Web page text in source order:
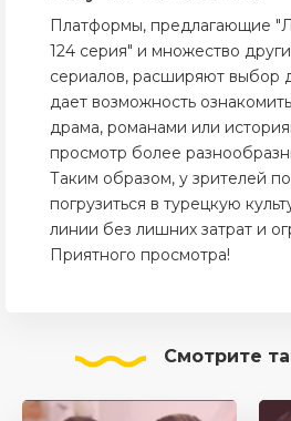
Платформы, предлагающие
124 серия" и множество
сериалов, расширяют выбор
дает возможность
драма, романами или
просмотр более
Таким образом, у зрителей
погрузиться в турецкую
линии без лишних затрат и
Приятного просмотра!
Смотрите